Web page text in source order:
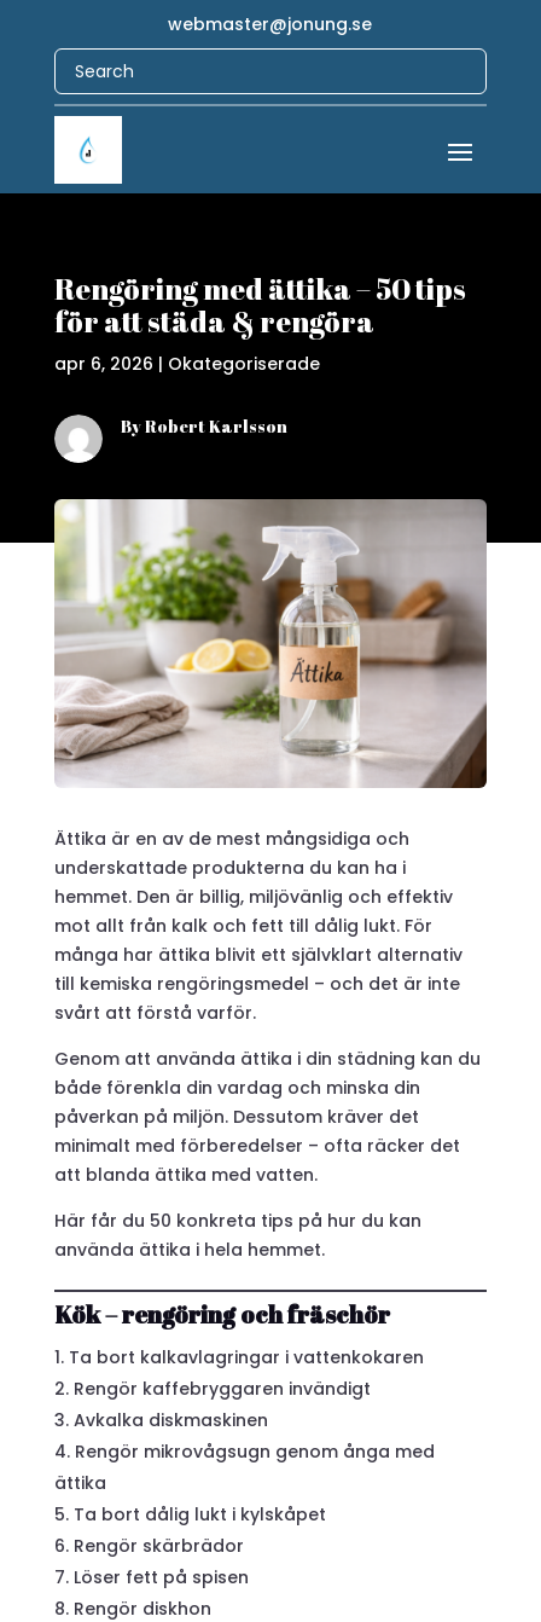
webmaster@jonung.se
Rengöring med ättika – 50 tips
för att städa & rengöra
apr 6, 2026 | Okategoriserade
By Robert Karlsson
Ättika är en av de mest mångsidiga och
underskattade produkterna du kan ha i
hemmet. Den är billig, miljövänlig och effektiv
mot allt från kalk och fett till dålig lukt. För
många har ättika blivit ett självklart alternativ
till kemiska rengöringsmedel – och det är inte
svårt att förstå varför.
Genom att använda ättika i din städning kan du
både förenkla din vardag och minska din
påverkan på miljön. Dessutom kräver det
minimalt med förberedelser – ofta räcker det
att blanda ättika med vatten.
Här får du 50 konkreta tips på hur du kan
använda ättika i hela hemmet.
Kök – rengöring och fräschör
Ta bort kalkavlagringar i vattenkokaren
Rengör kaffebryggaren invändigt
Avkalka diskmaskinen
Rengör mikrovågsugn genom ånga med
ättika
Ta bort dålig lukt i kylskåpet
Rengör skärbrädor
Löser fett på spisen
Rengör diskhon